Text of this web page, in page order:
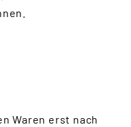
Waren erst nach